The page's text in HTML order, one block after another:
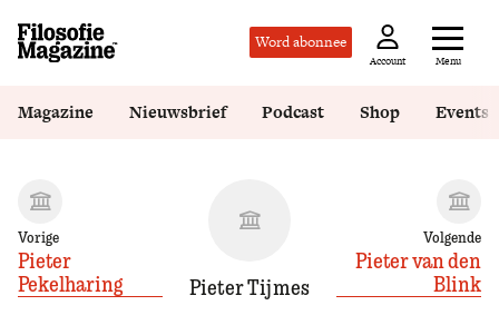
Word abonnee
Account Menu
Magazine Nieuwsbrief Podcast Shop Events
Vorige
Pieter
Pekelharing
Pieter Tijmes
Volgende
Pieter van den
Blink